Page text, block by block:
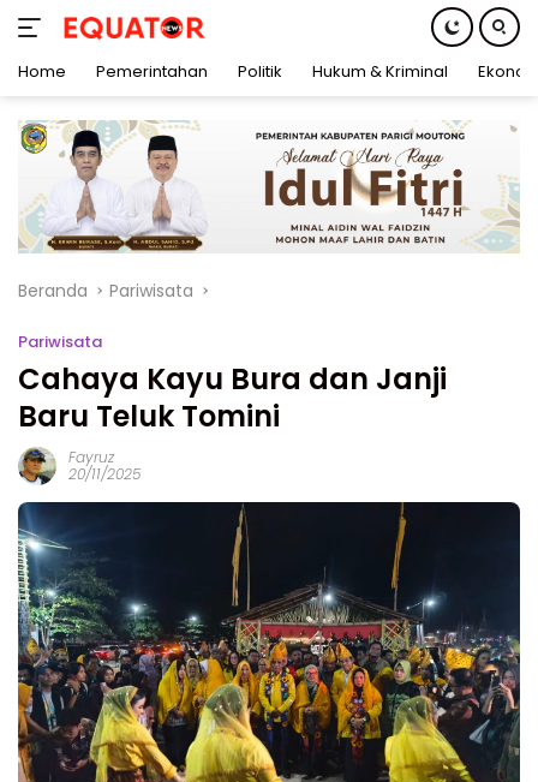
konten
Home Pemerintahan Politik Hukum & Kriminal
Beranda Pariwisata
Pariwisata
Cahaya Kayu Bura dan Janji
Baru Teluk Tomini
Fayruz
20/11/2025